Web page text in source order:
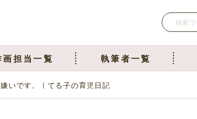
画担当一覧 執筆者一覧
いです。｜てる子の育児日記